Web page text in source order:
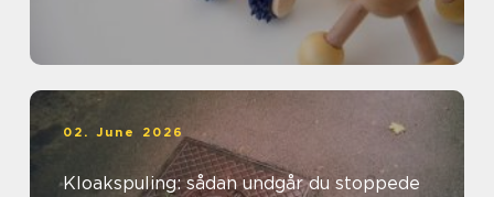
02. June 2026
Kloakspuling: sådan undgår du stoppede